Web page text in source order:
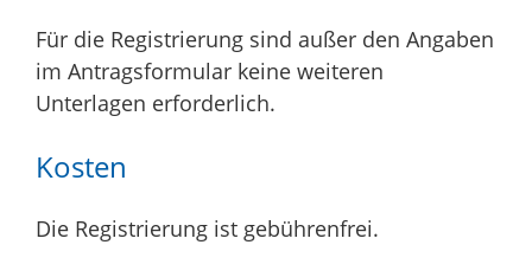
Für die Registrierung sind außer den Angaben
im Antragsformular keine weiteren
Unterlagen erforderlich.
Kosten
Die Registrierung ist gebührenfrei.